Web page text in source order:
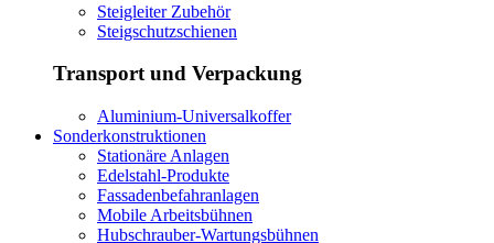
Steigleiter Zubehör
Steigschutzschienen
Transport und Verpackung
Aluminium-Universalkoffer
Sonderkonstruktionen
Stationäre Anlagen
Edelstahl-Produkte
Fassadenbefahranlagen
Mobile Arbeitsbühnen
Hubschrauber-Wartungsbühnen